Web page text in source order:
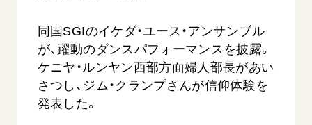
同国SGIのイケダ・ユース・アンサンブル
が、躍動のダンスパフォーマンスを披露。
ケニヤ・ルンヤン西部方面婦人部長があい
さつし、ジム・クランプさんが信仰体験を
発表した。